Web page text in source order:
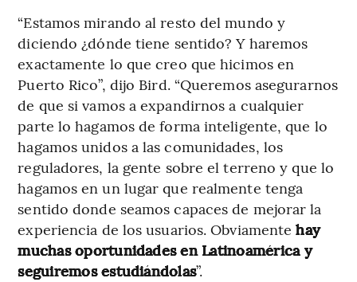
“Estamos mirando al resto del mundo y
diciendo ¿dónde tiene sentido? Y haremos
exactamente lo que creo que hicimos en
Puerto Rico”, dijo Bird. “Queremos asegurarnos
de que si vamos a expandirnos a cualquier
parte lo hagamos de forma inteligente, que lo
hagamos unidos a las comunidades, los
reguladores, la gente sobre el terreno y que lo
hagamos en un lugar que realmente tenga
sentido donde seamos capaces de mejorar la
experiencia de los usuarios. Obviamentehay
muchas oportunidades en Latinoamérica y
seguiremos estudiándolas”.